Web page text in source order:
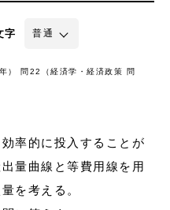
字
） 問22（経済学・経済政策 問
率的に投入することが
量曲線と等費用線を用
を考える。